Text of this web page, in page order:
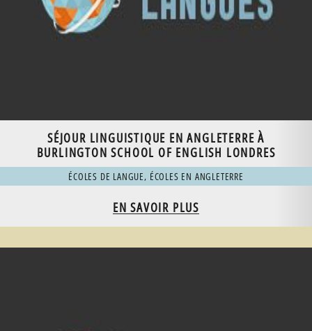
SÉJOUR LINGUISTIQUE EN ANGLETERRE À
BURLINGTON SCHOOL OF ENGLISH LONDRES
ÉCOLES DE LANGUE, ÉCOLES EN ANGLETERRE
EN SAVOIR PLUS